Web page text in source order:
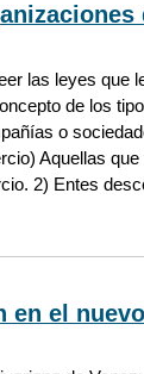
las leyes que
de los
o
Aquellas
2) Entes
en el